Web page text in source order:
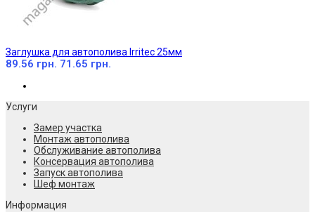
Заглушка для автополива Irritec 25мм
89.56 грн. 71.65 грн.
Услуги
Замер участка
Монтаж автополива
Обслуживание автополива
Консервация автополива
Запуск автополива
Шеф монтаж
Информация